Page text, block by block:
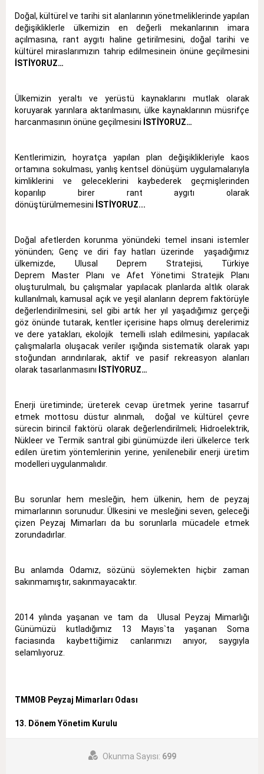
Doğal, kültürel ve tarihi sit alanlarının yönetmeliklerinde yapılan
değişikliklerle ülkemizin en değerli mekanlarının imara
açılmasına, rant aygıtı haline getirilmesini, doğal tarihi ve
kültürel miraslarımızın tahrip edilmesinein önüne geçilmesini
İSTİYORUZ…
Ülkemizin yeraltı ve yerüstü kaynaklarını mutlak olarak
koruyarak yarınlara aktarılmasını, ülke kaynaklarının müsrifçe
harcanmasının önüne geçilmesini İSTİYORUZ…
Kentlerimizin, hoyratça yapılan plan değişiklikleriyle kaos
ortamına sokulması, yanlış kentsel dönüşüm uygulamalarıyla
kimliklerini ve geleceklerini kaybederek geçmişlerinden
koparılıp birer rant aygıtı olarak
dönüştürülmemesini İSTİYORUZ...
Doğal afetlerden korunma yönündeki temel insani istemler
yönünden; Genç ve diri fay hatları üzerinde yaşadığımız
ülkemizde, Ulusal Deprem Stratejisi, Türkiye
Deprem Master Planı ve Afet Yönetimi Stratejik Planı
oluşturulmalı, bu çalışmalar yapılacak planlarda altlık olarak
kullanılmalı, kamusal açık ve yeşil alanların deprem faktörüyle
değerlendirilmesini, sel gibi artık her yıl yaşadığımız gerçeği
göz önünde tutarak, kentler içerisine haps olmuş derelerimiz
ve dere yatakları, ekolojik temelli ıslah edilmesini, yapılacak
çalışmalarla oluşacak veriler ışığında sistematik olarak yapı
stoğundan arındırılarak, aktif ve pasif rekreasyon alanları
olarak tasarlanmasını İSTİYORUZ…
Enerji üretiminde; üreterek cevap üretmek yerine tasarruf
etmek mottosu düstur alınmalı, doğal ve kültürel çevre
sürecin birincil faktörü olarak değerlendirilmeli; Hidroelektrik,
Nükleer ve Termik santral gibi günümüzde ileri ülkelerce terk
edilen üretim yöntemlerinin yerine, yenilenebilir enerji üretim
modelleri uygulanmalıdır.
Bu sorunlar hem mesleğin, hem ülkenin, hem de peyzaj
mimarlarının sorunudur. Ülkesini ve mesleğini seven, geleceği
çizen Peyzaj Mimarları da bu sorunlarla mücadele etmek
zorundadırlar.
Bu anlamda Odamız, sözünü söylemekten hiçbir zaman
sakınmamıştır, sakınmayacaktır.
2014 yılında yaşanan ve tam da Ulusal Peyzaj Mimarlığı
Günümüzü kutladığımız 13 Mayıs`ta yaşanan Soma
faciasında kaybettiğimiz canlarımızı anıyor, saygıyla
selamlıyoruz.
TMMOB Peyzaj Mimarları Odası
13. Dönem Yönetim Kurulu
Okunma Sayısı: 699